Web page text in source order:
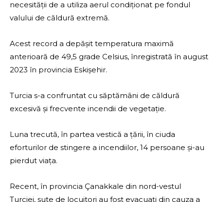
necesității de a utiliza aerul condiționat pe fondul
valului de căldură extremă.
Acest record a depășit temperatura maximă
anterioară de 49,5 grade Celsius, înregistrată în august
2023 în provincia Eskișehir.
Turcia s-a confruntat cu săptămâni de căldură
excesivă și frecvente incendii de vegetație.
Luna trecută, în partea vestică a țării, în ciuda
eforturilor de stingere a incendiilor, 14 persoane și-au
pierdut viața.
Recent, în provincia Çanakkale din nord-vestul
Turciei, sute de locuitori au fost evacuați din cauza a